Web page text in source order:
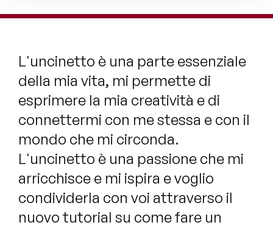
L'uncinetto è una parte essenziale
della mia vita, mi permette di
esprimere la mia creatività e di
connettermi con me stessa e con il
mondo che mi circonda.
L'uncinetto è una passione che mi
arricchisce e mi ispira e voglio
condividerla con voi attraverso il
nuovo tutorial su come fare un